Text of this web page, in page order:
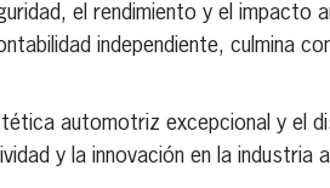
el rendimiento y el impacto
independiente, culmina
automotriz excepcional y el
y la innovación en la industria